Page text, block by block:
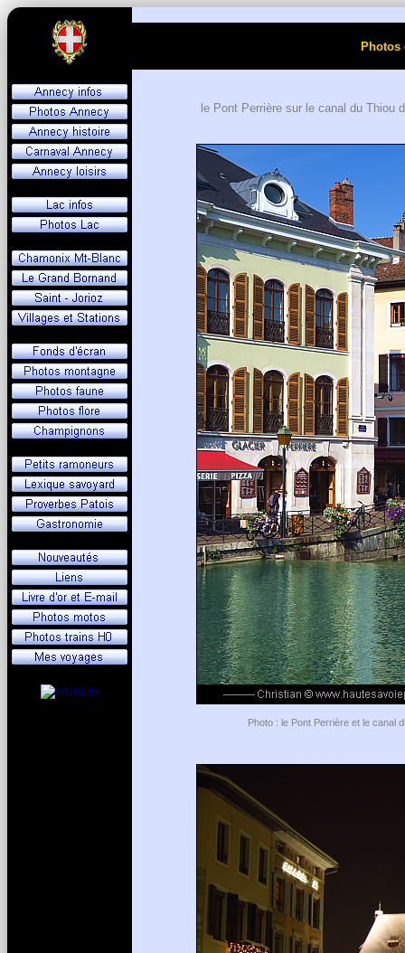
le Pont Perrière sur le canal du Thiou
Photo : le Pont Perrière et le canal